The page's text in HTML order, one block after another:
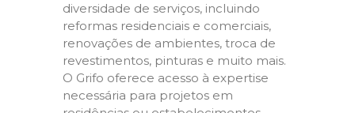
diversidade de serviços, incluindo
reformas residenciais e comerciais,
renovações de ambientes, troca de
revestimentos, pinturas e muito mais.
O Grifo oferece acesso à expertise
necessária para projetos em